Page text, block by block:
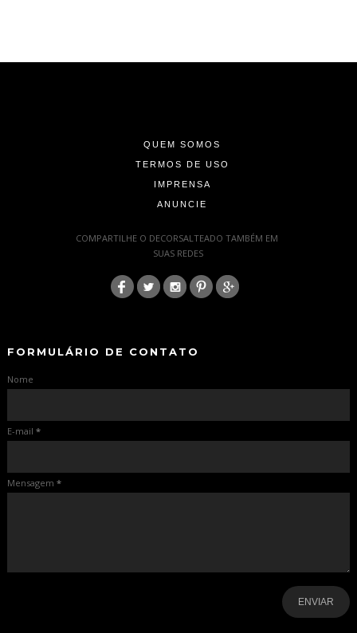
QUEM SOMOS
TERMOS DE USO
IMPRENSA
ANUNCIE
COMPARTILHE O DECORSALTEADO TAMBÉM EM
SUAS REDES
FORMULÁRIO DE CONTATO
Nome
E-mail *
Mensagem *